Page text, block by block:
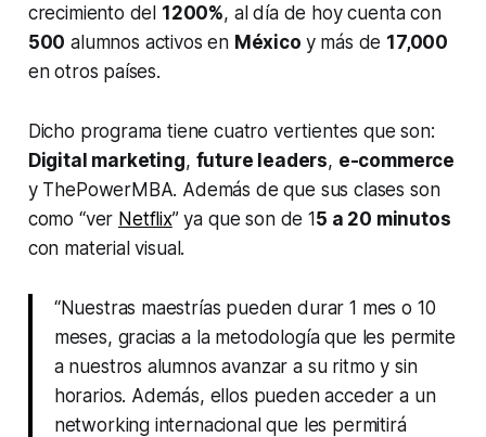
crecimiento del 1200%, al día de hoy cuenta con
500 alumnos activos en México y más de 17,000
en otros países.
Dicho programa tiene cuatro vertientes que son:
Digital marketing, future leaders, e-commerce
y ThePowerMBA. Además de que sus clases son
como “ver Netflix” ya que son de 15 a 20 minutos
con material visual.
“Nuestras maestrías pueden durar 1 mes o 10
meses, gracias a la metodología que les permite
a nuestros alumnos avanzar a su ritmo y sin
horarios. Además, ellos pueden acceder a un
networking internacional que les permitirá